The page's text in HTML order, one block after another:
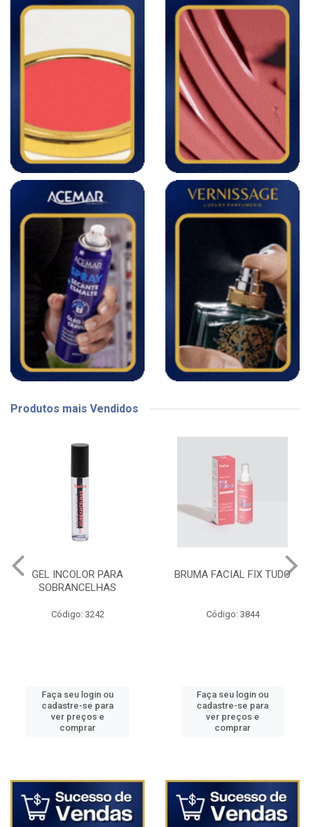
Produtos mais Vendidos
GEL INCOLOR PARA
SOBRANCELHAS
Código: 3242
Faça seu login ou
cadastre-se para
ver preços e
comprar
BRUMA FACIAL FIX TUDO
Código: 3844
Faça seu login ou
cadastre-se para
ver preços e
comprar